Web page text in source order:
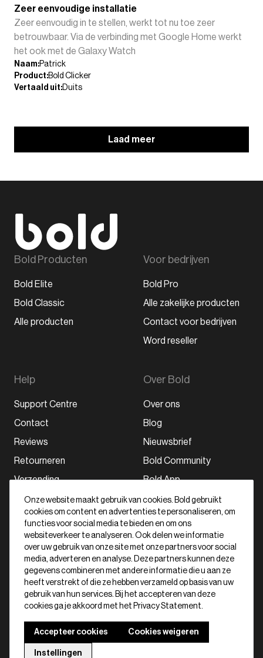
Zeer eenvoudige installatie
Zeer eenvoudig in te stellen, werkt tot nu toe zeer
betrouwbaar. Via de verbinding met Google Home werkt
het ook met de Galaxy Watch
Naam:Patrick
Product:Bold Clicker
Vertaald uit: Duits
Laad meer
Bold Producten
Bold Elite
Bold Classic
Alle producten
Voor bedrijven
Bold Pro
Alle zakelijke producten
Contact voor bedrijven
Word reseller
Help
Support Centre
Contact
Reviews
Retourneren
Verzending
Over Bold
Over ons
Blog
Nieuwsbrief
Bold Community
Bold App
Schrijf je in voor onze nieuwsbrief
Abonneer
Door inschrijven, ga ik akkoord met hetbeleid
voor de bescherming van gegevens
Nederlands
Onze website maakt gebruik van cookies. Bold gebruikt
cookies om content en advertenties te personaliseren, om
functies voor social media te bieden en om ons
websiteverkeer te analyseren. Ook delen we informatie
over uw gebruik van onze site met onze partners voor social
media, adverteren en analyse. Deze partners kunnen deze
gegevens combineren met andere informatie die u aan ze
heeft verstrekt of die ze hebben verzameld op basis van uw
gebruik van hun services. Bij het accepteren van deze
cookies ga je akkoord met het Privacy Statement.
Accepteer cookies Cookies weigeren
Instellingen